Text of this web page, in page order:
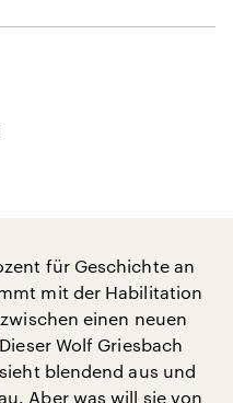
für Geschichte an
mit der Habilitation
einen neuen
Wolf Griesbach
blendend aus und
Aber was will sie von